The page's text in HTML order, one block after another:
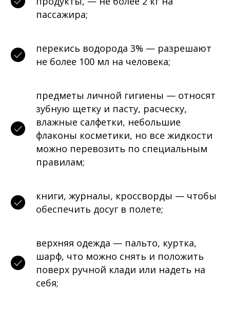
пассажира;
перекись водорода 3% — разрешают
не более 100 мл на человека;
предметы личной гигиены — относят
зубную щетку и пасту, расческу,
влажные салфетки, небольшие
флаконы косметики, но все жидкости
можно перевозить по специальным
правилам;
книги, журналы, кроссворды — чтобы
обеспечить досуг в полете;
верхняя одежда — пальто, куртка,
шарф, что можно снять и положить
поверх ручной клади или надеть на
себя;